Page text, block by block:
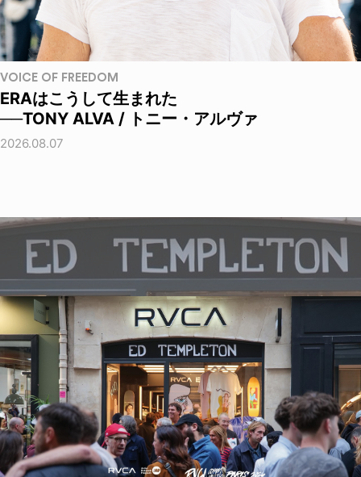
VOICE OF FREEDOM
ERAはこうして生まれた
──TONY ALVA / トニー・アルヴァ
2026.08.07